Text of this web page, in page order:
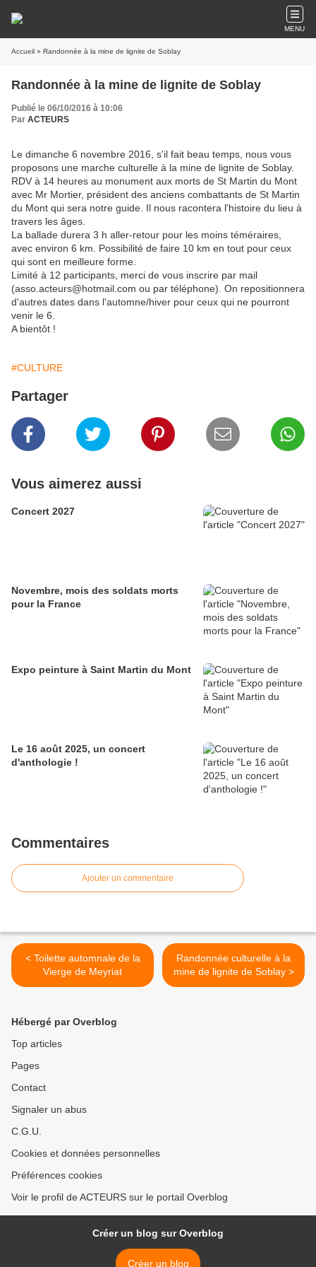
MENU
Accueil » Randonnée à la mine de lignite de Soblay
Randonnée à la mine de lignite de Soblay
Publié le 06/10/2016 à 10:06
Par ACTEURS
Le dimanche 6 novembre 2016, s'il fait beau temps, nous vous
proposons une marche culturelle à la mine de lignite de Soblay.
RDV à 14 heures au monument aux morts de St Martin du Mont
avec Mr Mortier, président des anciens combattants de St Martin
du Mont qui sera notre guide. Il nous racontera l'histoire du lieu à
travers les âges.
La ballade durera 3 h aller-retour pour les moins téméraires,
avec environ 6 km. Possibilité de faire 10 km en tout pour ceux
qui sont en meilleure forme.
Limité à 12 participants, merci de vous inscrire par mail
(asso.acteurs@hotmail.com ou par téléphone). On repositionnera
d'autres dates dans l'automne/hiver pour ceux qui ne pourront
venir le 6.
A bientôt !
#CULTURE
Partager
Vous aimerez aussi
Concert 2027
Novembre, mois des soldats morts
pour la France
Expo peinture à Saint Martin du Mont
Le 16 août 2025, un concert
d'anthologie !
Commentaires
Ajouter un commentaire
< Toilette automnale de la
Vierge de Meyriat
Randonnée culturelle à la
mine de lignite de Soblay >
Hébergé par Overblog
Top articles
Pages
Contact
Signaler un abus
C.G.U.
Cookies et données personnelles
Préférences cookies
Voir le profil de ACTEURS sur le portail Overblog
Créer un blog sur Overblog
Créer un blog